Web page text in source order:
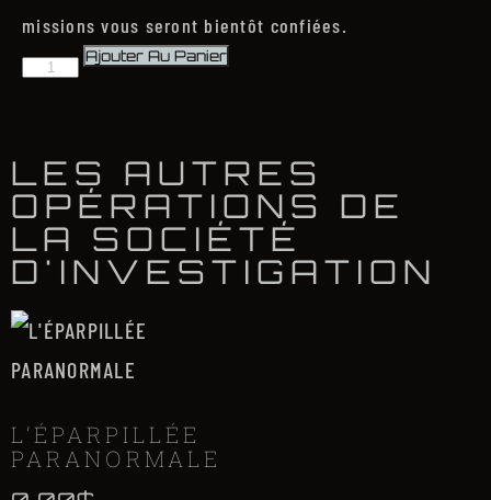
missions vous seront bientôt confiées.
Ajouter Au Panier
LES AUTRES
OPÉRATIONS DE
LA SOCIÉTÉ
D'INVESTIGATION
L’ÉPARPILLÉE
PARANORMALE